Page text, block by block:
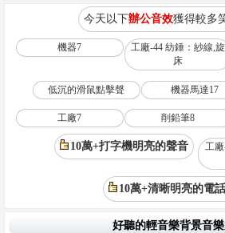
今天以下辦公音效獲得較多
機器7
工廠-44 紡錘：紗線,旋
床
低沉的滑鼠點擊聲 機器馬達17
工廠7 削鉛筆8
10萬+打字機明亮的聲音
工
10萬+清晰明亮的電
好聽的輕音樂背景音